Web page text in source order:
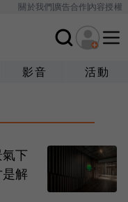
關於我們廣告合作內容授權
影音 活動
下
解